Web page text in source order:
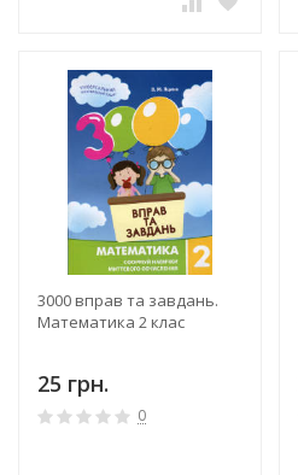
3000 вправ та завдань.
Математика 2 клас
25 грн.
0